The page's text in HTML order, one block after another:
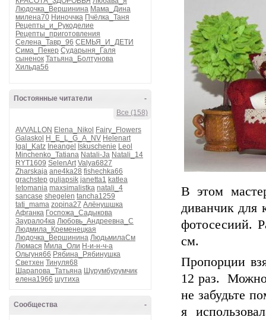
Людочка_Вершинина Мама_Дина
милена70 Ниноччка Пчёлка_Таня
Рецепты_и_Рукоделие
Рецепты_приготовления
Селена_Тавр_96 СЕМЬЯ_И_ДЕТИ
Сима_Пекер Сударыня_Галя
сыненок Татьяна_Болтунова
Хильда56
-
Постоянные читатели
Все (158)
AVVALLON Elena_Nikol
Fairy_Flowers
Galaskol
H_E_L_G_A_NV Helenart
Igal_Katz Ineangel Iskuschenie Leol
Minchenko_Tatiana Natali-Ja Natali_14
RYT1609 SelenArt Valya6827
Zharskaja ane4ka28 fishechka66
grachstep guljapsik janetta1 katlea
letomania maxsimalistka natali_4
sancase shegelen tancha1259
tati_mama zopina27 Алёнушшка
Афганка Госпожа_Садыкова
Заурало4ка Любовь_Андреевна_С
Людмила_Кременецкая
Людочка_Вершинина ЛюдьмилаСм
Люмася Мила_Оли Н-и-н-ч-а
Ольгуня66 Рябина_Рябинушка
Светхен Тинуля68
Шарапова_Татьяна Шурумбурумчик
елена1966 шутиха
-
Сообщества
В этом
диванчик для
фотосесиий.
см.
Пропорции
12 раз.
не забудьте
я